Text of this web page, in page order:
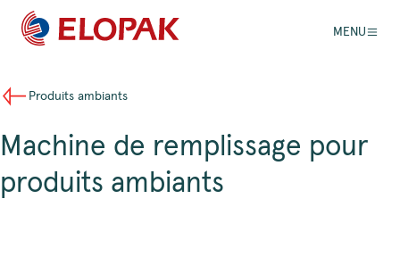
MENU
Produits ambiants
Machine de remplissage pour
produits ambiants